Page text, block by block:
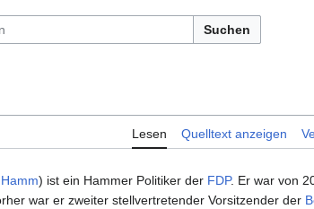
Suchen
Lesen Quelltext anzeigen
Hamm) ist ein Hammer Politiker der FDP. Er war von
war er zweiter stellvertretender Vorsitzender der